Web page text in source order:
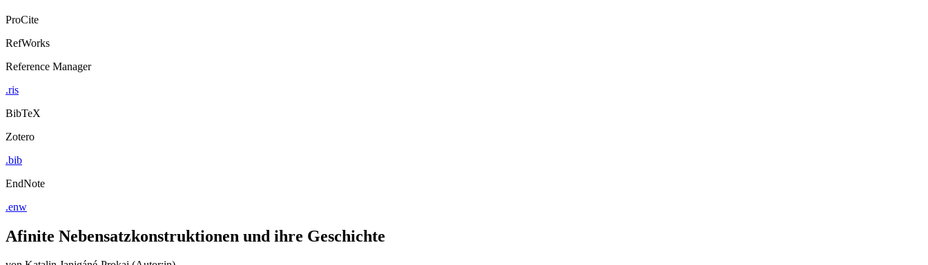
ProCite
RefWorks
Reference Manager
.ris
BibTeX
Zotero
.bib
EndNote
.enw
Afinite Nebensatzkonstruktionen und ihre Geschichte